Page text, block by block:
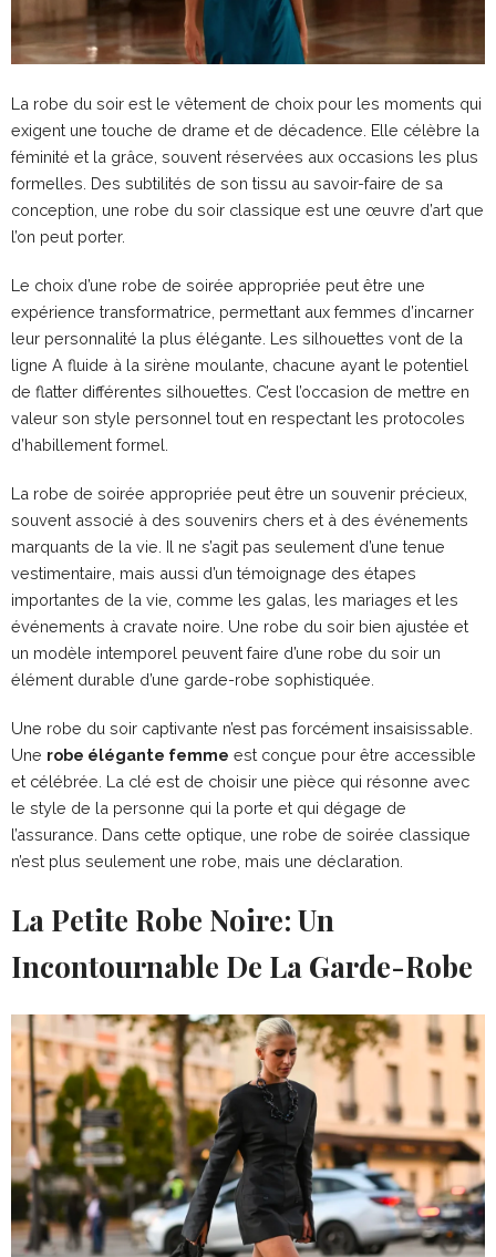
La robe du soir est le vêtement de choix pour les moments qui
exigent une touche de drame et de décadence. Elle célèbre la
féminité et la grâce, souvent réservées aux occasions les plus
formelles. Des subtilités de son tissu au savoir-faire de sa
conception, une robe du soir classique est une œuvre d’art que
l’on peut porter.
Le choix d’une robe de soirée appropriée peut être une
expérience transformatrice, permettant aux femmes d’incarner
leur personnalité la plus élégante. Les silhouettes vont de la
ligne A fluide à la sirène moulante, chacune ayant le potentiel
de flatter différentes silhouettes. C’est l’occasion de mettre en
valeur son style personnel tout en respectant les protocoles
d’habillement formel.
La robe de soirée appropriée peut être un souvenir précieux,
souvent associé à des souvenirs chers et à des événements
marquants de la vie. Il ne s’agit pas seulement d’une tenue
vestimentaire, mais aussi d’un témoignage des étapes
importantes de la vie, comme les galas, les mariages et les
événements à cravate noire. Une robe du soir bien ajustée et
un modèle intemporel peuvent faire d’une robe du soir un
élément durable d’une garde-robe sophistiquée.
Une robe du soir captivante n’est pas forcément insaisissable.
Une robe élégante femme est conçue pour être accessible
et célébrée. La clé est de choisir une pièce qui résonne avec
le style de la personne qui la porte et qui dégage de
l’assurance. Dans cette optique, une robe de soirée classique
n’est plus seulement une robe, mais une déclaration.
La Petite Robe Noire: Un
Incontournable De La Garde-Robe